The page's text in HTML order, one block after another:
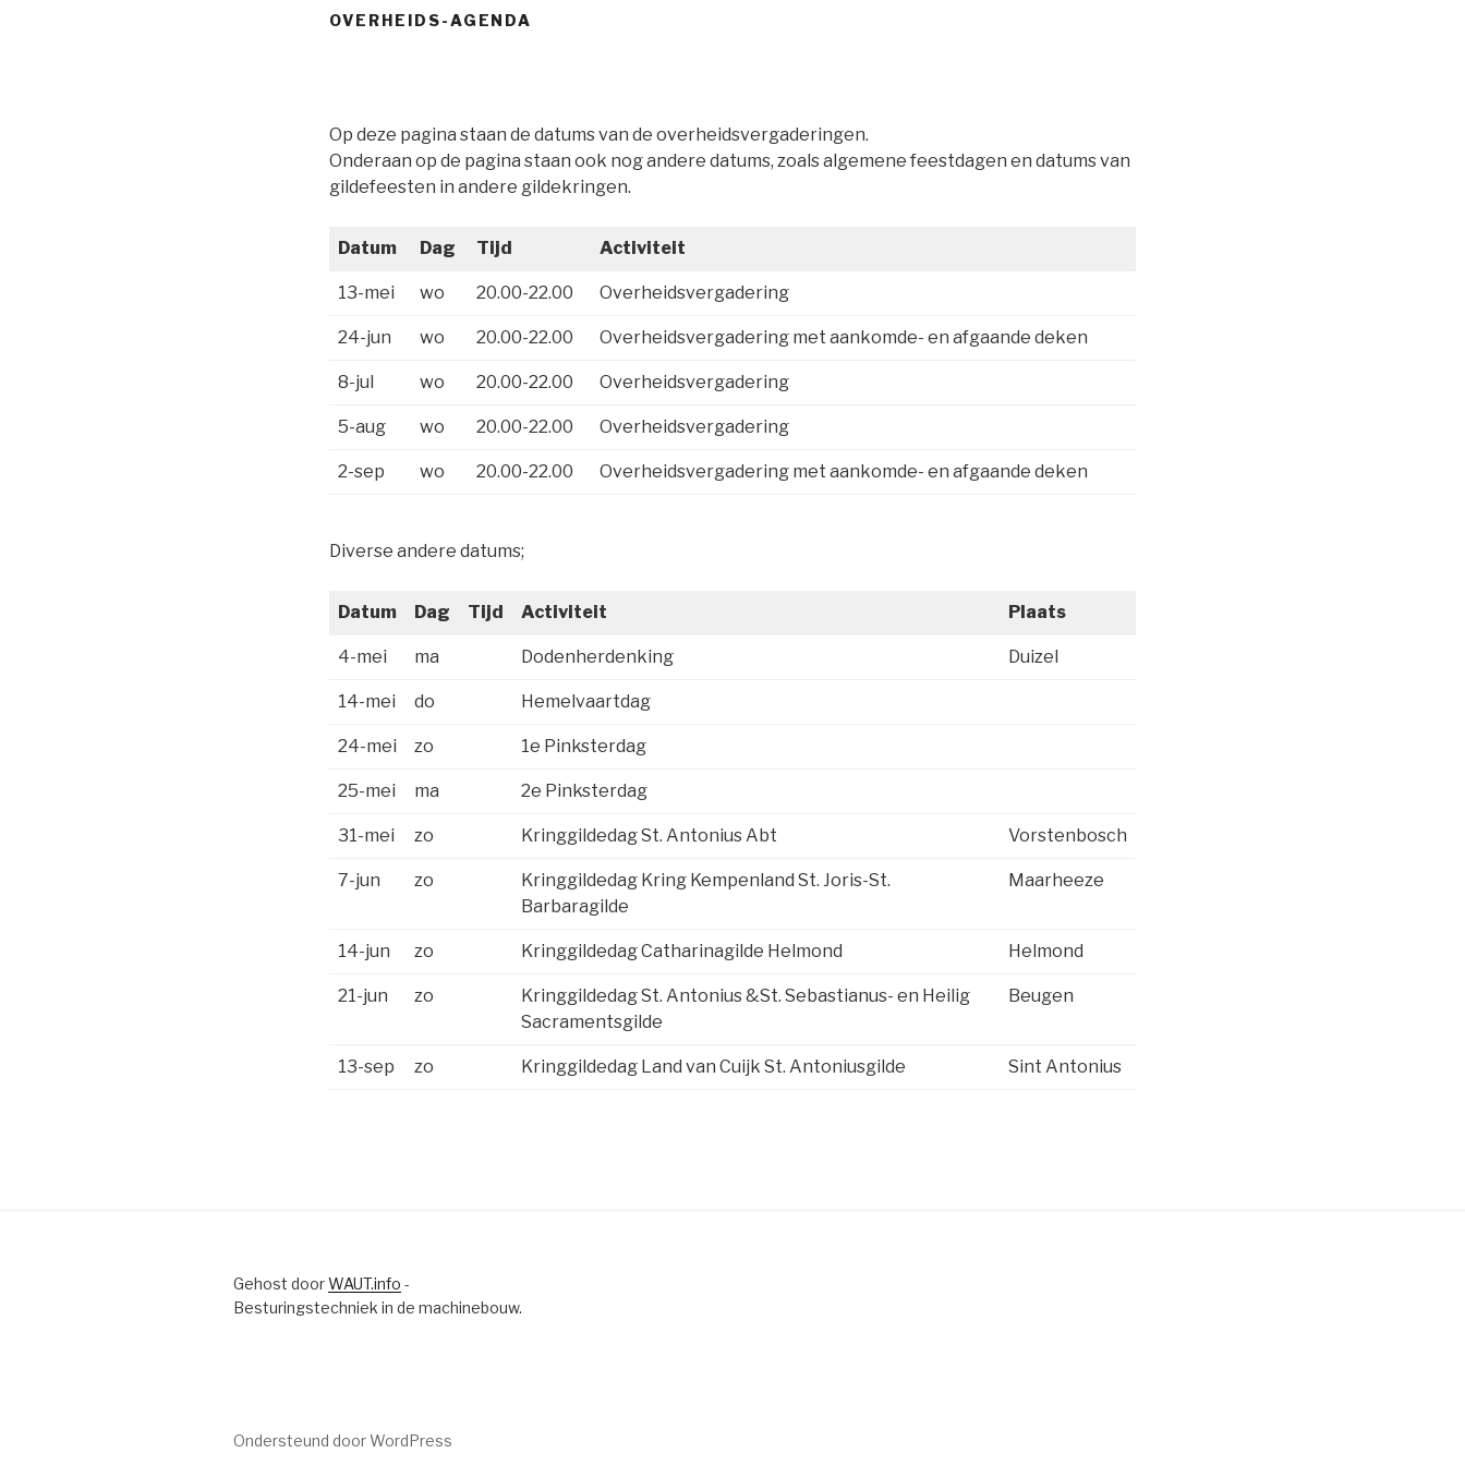
OVERHEIDS-AGENDA
Op deze pagina staan de datums van de overheidsvergaderingen.
Onderaan op de pagina staan ook nog andere datums, zoals algemene feestdagen en datums van
gildefeesten in andere gildekringen.
Datum Dag Tijd Activiteit
13-mei wo 20.00-22.00 Overheidsvergadering
24-jun wo 20.00-22.00 Overheidsvergadering met aankomde- en afgaande deken
8-jul wo 20.00-22.00 Overheidsvergadering
5-aug wo 20.00-22.00 Overheidsvergadering
2-sep wo 20.00-22.00 Overheidsvergadering met aankomde- en afgaande deken
Diverse andere datums;
Datum Dag Tijd Activiteit Plaats
4-mei ma Dodenherdenking Duizel
14-mei do Hemelvaartdag
24-mei zo 1e Pinksterdag
25-mei ma 2e Pinksterdag
31-mei zo Kringgildedag St. Antonius Abt Vorstenbosch
7-jun zo
Kringgildedag Kring Kempenland St. Joris-St.
Barbaragilde
Maarheeze
14-jun zo Kringgildedag Catharinagilde Helmond Helmond
21-jun zo
Kringgildedag St. Antonius &St. Sebastianus- en Heilig
Sacramentsgilde
Beugen
13-sep zo Kringgildedag Land van Cuijk St. Antoniusgilde Sint Antonius
Gehost doorWAUT.info -
Besturingstechniek in de machinebouw.
Ondersteund door WordPress